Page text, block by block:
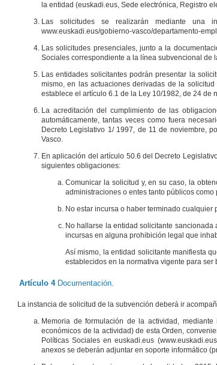
la entidad (euskadi.eus, Sede electrónica, Registro
Las solicitudes se realizarán mediante una
www.euskadi.eus/gobierno-vasco/departamento-
Las solicitudes presenciales, junto a la
Sociales correspondiente a la línea subvencional de
Las entidades solicitantes podrán presentar la
mismo, en las actuaciones derivadas de la
establece el artículo 6.1 de la Ley 10/1982, de 24
La acreditación del cumplimiento de las
automáticamente, tantas veces como fuera
Decreto Legislativo 1/ 1997, de 11 de noviembre,
Vasco.
En aplicación del artículo 50.6 del Decreto
siguientes obligaciones:
Comunicar la solicitud y, en su caso, la
administraciones o entes tanto públicos como
No estar incursa o haber terminado
No hallarse la entidad solicitante
incursas en alguna prohibición legal que
Así mismo, la entidad solicitante manifiesta
establecidos en la normativa vigente para ser
Artículo 4 Documentación.
La instancia de solicitud de la subvención deberá ir
Memoria de formulación de la actividad,
económicos de la actividad) de esta Orden,
Políticas Sociales en euskadi.eus
anexos se deberán adjuntar en soporte informático